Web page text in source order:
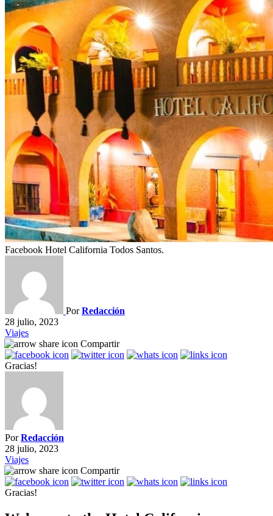
Facebook Hotel California Todos Santos.
PorRedacción
28 julio, 2023
Viajes
Compartir
Gracias!
PorRedacción
28 julio, 2023
Viajes
Compartir
Gracias!